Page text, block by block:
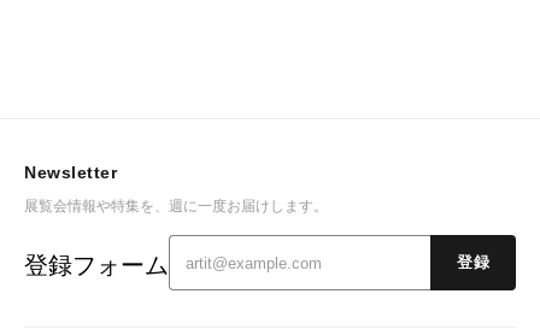
Newsletter
展覧会情報や特集を、週に一度お届けします。
登録フォーム 登録